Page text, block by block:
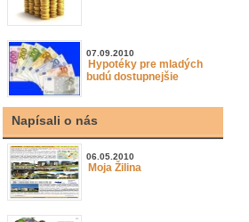
07.09.2010
Hypotéky pre mladých
budú dostupnejšie
Napísali o nás
06.05.2010
Moja Žilina